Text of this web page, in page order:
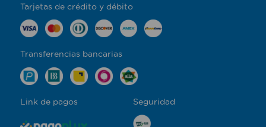
Tarjetas de crédito y débito
Transferencias bancarias
Link de pagos Seguridad